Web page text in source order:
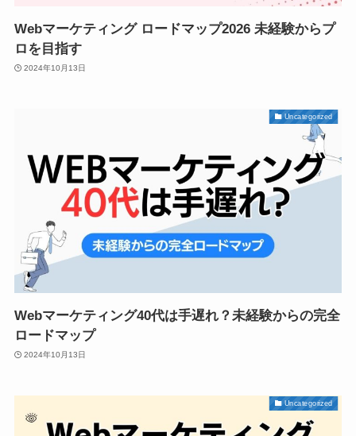
Webマーケティング ロードマップ2026 未経験からプ
ロを目指す
2024年10月13日
Uncategorized
Webマーケティング40代は手遅れ？未経験からの完全
ロードマップ
2024年10月13日
Uncategorized